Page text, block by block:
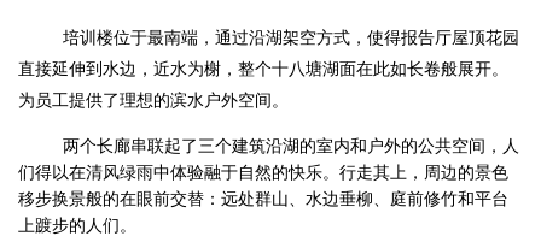
培训楼位于最南端，通过沿湖架空方式，使得报告厅屋顶花园
直接延伸到水边，近水为榭，整个十八塘湖面在此如长卷般展开。
为员工提供了理想的滨水户外空间。
两个长廊串联起了三个建筑沿湖的室内和户外的公共空间，人
们得以在清风绿雨中体验融于自然的快乐。行走其上，周边的景色
移步换景般的在眼前交替：远处群山、水边垂柳、庭前修竹和平台
上踱步的人们。